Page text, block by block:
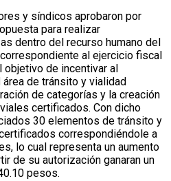
y síndicos aprobaron por
para realizar
dentro del recurso humano del
al ejercicio fiscal
de incentivar al
de tránsito y vialidad
de categorías y la creación
certificados. Con dicho
30 elementos de tránsito y
correspondiéndole a
lo cual representa un aumento
de su autorización ganaran un
pesos.